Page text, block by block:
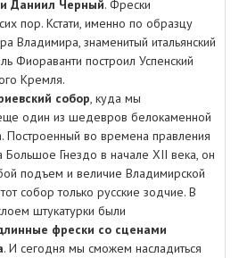
Даниил Черный. Фрески
пор. Кстати, именно по образцу
Владимира, знаменитый итальянский
Фиораванти построил Успенский
Кремля.
собор, куда мы
один из шедевров белокаменной
Построенный во времена правления
Большое Гнездо в начале XII века, он
подъем и величие Владимирской
собор только русские зодчие. В
штукатурки были
фрески со сценами
. И сегодня мы сможем насладиться